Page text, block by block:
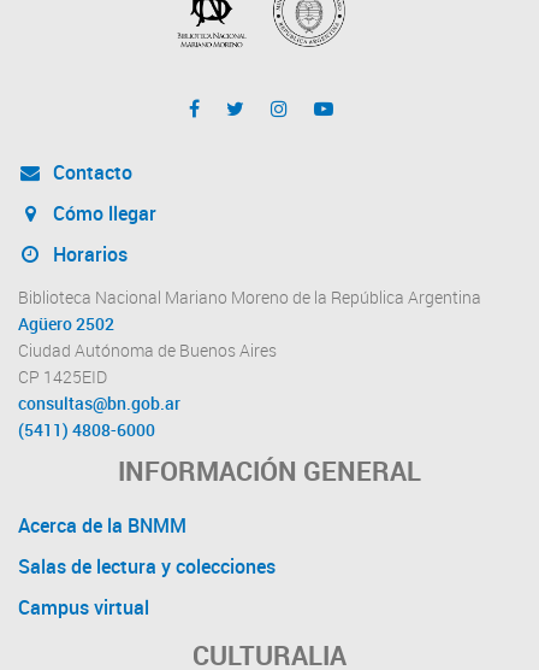
Contacto
Cómo llegar
Horarios
Biblioteca Nacional Mariano Moreno de la República Argentina
Agüero 2502
Ciudad Autónoma de Buenos Aires
CP 1425EID
consultas@bn.gob.ar
(5411) 4808-6000
INFORMACIÓN GENERAL
Acerca de la BNMM
Salas de lectura y colecciones
Campus virtual
CULTURALIA